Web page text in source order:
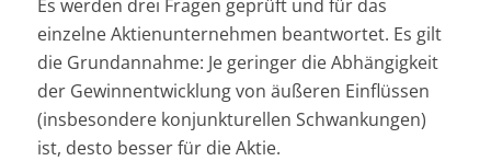
Es werden drei Fragen geprüft und für das
einzelne Aktienunternehmen beantwortet. Es gilt
die Grundannahme: Je geringer die Abhängigkeit
der Gewinnentwicklung von äußeren Einflüssen
(insbesondere konjunkturellen Schwankungen)
ist, desto besser für die Aktie.